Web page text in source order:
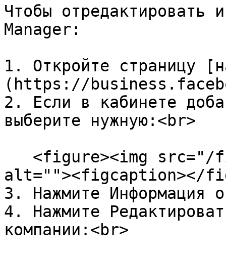
Чтобы отредактировать
Manager:
1. Откройте страницу
(https://
2. Если в кабинете
выберите нужную:<br>
alt=""><figcaption></
3. Нажмите Информация
4. Нажмите
компании:<br>